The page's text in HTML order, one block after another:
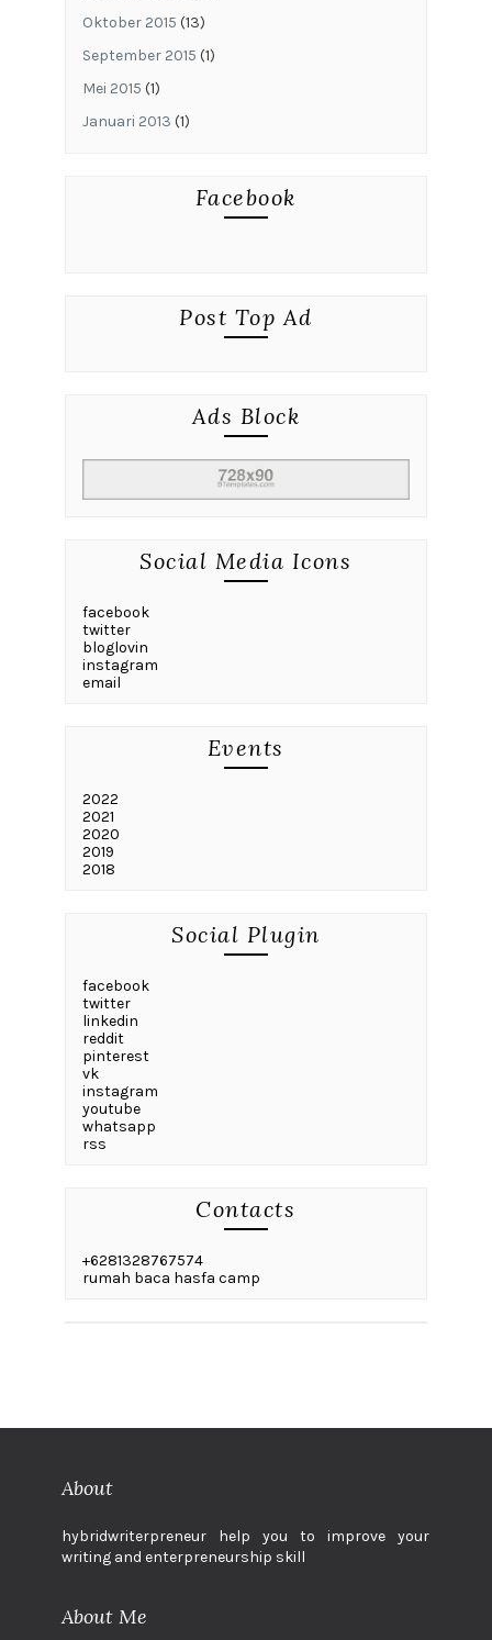
Oktober 2015 (13)
September 2015 (1)
Mei 2015 (1)
Januari 2013 (1)
Facebook
Post Top Ad
Ads Block
Social Media Icons
facebook
twitter
bloglovin
instagram
email
Events
2022
2021
2020
2019
2018
Social Plugin
facebook
twitter
linkedin
reddit
pinterest
vk
instagram
youtube
whatsapp
rss
Contacts
+6281328767574
rumah baca hasfa camp
About
hybridwriterpreneur help you to improve your
writing and enterpreneurship skill
About Me